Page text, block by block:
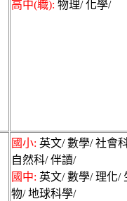
高中(職): 物理/ 化學/
國小: 英文/ 數學/ 社會
自然科/ 伴讀/
國中: 英文/ 數學/ 理化/
物/ 地球科學/